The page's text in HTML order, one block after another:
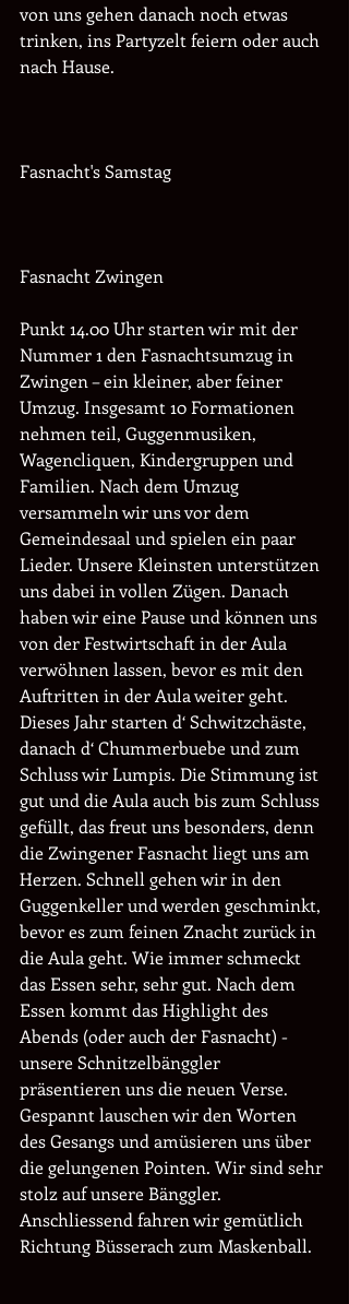
von uns gehen danach noch etwas
trinken, ins Partyzelt feiern oder auch
nach Hause.
Fasnacht's Samstag
Fasnacht Zwingen
Punkt 14.00 Uhr starten wir mit der
Nummer 1 den Fasnachtsumzug in
Zwingen – ein kleiner, aber feiner
Umzug. Insgesamt 10 Formationen
nehmen teil, Guggenmusiken,
Wagencliquen, Kindergruppen und
Familien. Nach dem Umzug
versammeln wir uns vor dem
Gemeindesaal und spielen ein paar
Lieder. Unsere Kleinsten unterstützen
uns dabei in vollen Zügen. Danach
haben wir eine Pause und können uns
von der Festwirtschaft in der Aula
verwöhnen lassen, bevor es mit den
Auftritten in der Aula weiter geht.
Dieses Jahr starten d‘ Schwitzchäste,
danach d‘ Chummerbuebe und zum
Schluss wir Lumpis. Die Stimmung ist
gut und die Aula auch bis zum Schluss
gefüllt, das freut uns besonders, denn
die Zwingener Fasnacht liegt uns am
Herzen. Schnell gehen wir in den
Guggenkeller und werden geschminkt,
bevor es zum feinen Znacht zurück in
die Aula geht. Wie immer schmeckt
das Essen sehr, sehr gut. Nach dem
Essen kommt das Highlight des
Abends (oder auch der Fasnacht) -
unsere Schnitzelbänggler
präsentieren uns die neuen Verse.
Gespannt lauschen wir den Worten
des Gesangs und amüsieren uns über
die gelungenen Pointen. Wir sind sehr
stolz auf unsere Bänggler.
Anschliessend fahren wir gemütlich
Richtung Büsserach zum Maskenball.